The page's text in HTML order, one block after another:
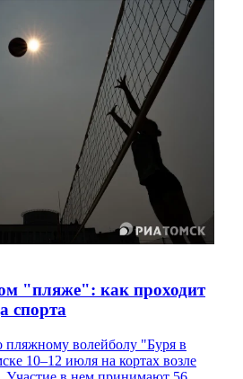
"пляже": как проходит
спорта
волейболу "Буря в
10–12 июля на кортах возле